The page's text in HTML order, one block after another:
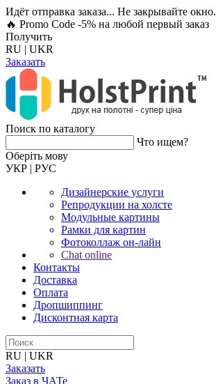
Идёт отправка заказа... Не закрывайте окно.
🔥 Promo Code -5% на любой первый заказ
Получить
RU | UKR
Заказать
Поиск по каталогу
Что ищем?
Оберiть мову
УКР | РУС
Дизайнерские услуги
Репродукции на холсте
Модульные картины
Рамки для картин
Фотоколлаж он-лайн
Chat online
Контакты
Доставка
Оплата
Дропшиппинг
Дисконтная карта
RU | UKR
Заказать
Заказ в ЧАТе